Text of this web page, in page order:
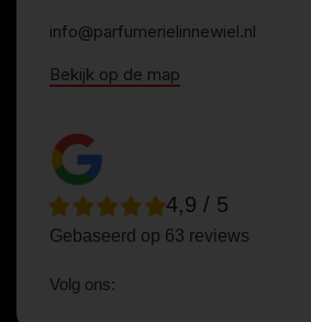
info@parfumerielinnewiel.nl
Bekijk op de map
4,9 / 5
Gebaseerd op 63 reviews
Volg ons: